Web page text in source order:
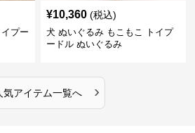
プー
¥10,360 (税込)
犬 ぬいぐるみ もこもこ トイプ
ードル ぬいぐるみ
気アイテム一覧へ ›